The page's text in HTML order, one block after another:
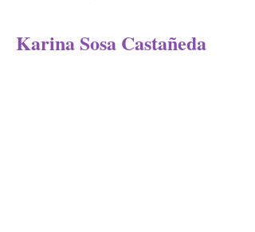
Karina Sosa Castañeda